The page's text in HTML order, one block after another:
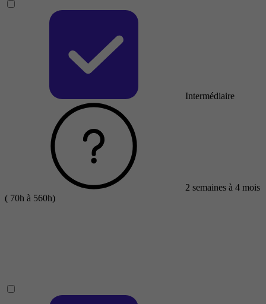
Intermédiaire
2 semaines à 4 mois
( 70h à 560h)